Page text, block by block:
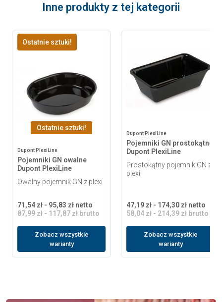
Inne produkty z tej kategorii
Ostatnie sztuki!
Ostatnie sztuki!
Dupont PlexiLine
Pojemniki GN owalne
Dupont PlexiLine
Owalny pojemnik GN z plexi
71,54 zł - 95,83 zł netto
87,99 zł - 117,87 zł brutto
Zobacz wszystkie
warianty
Dupont PlexiLine
Pojemniki GN prostokątne
Dupont PlexiLine
Prostokątny pojemnik GN z
plexi
47,19 zł - 174,30 zł netto
58,04 zł - 214,39 zł brutto
Zobacz wszystkie
warianty